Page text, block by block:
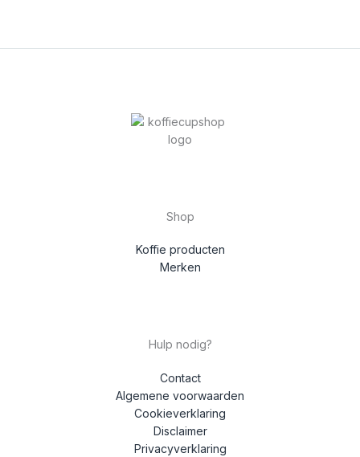
Shop
Koffie producten
Merken
Hulp nodig?
Contact
Algemene voorwaarden
Cookieverklaring
Disclaimer
Privacyverklaring